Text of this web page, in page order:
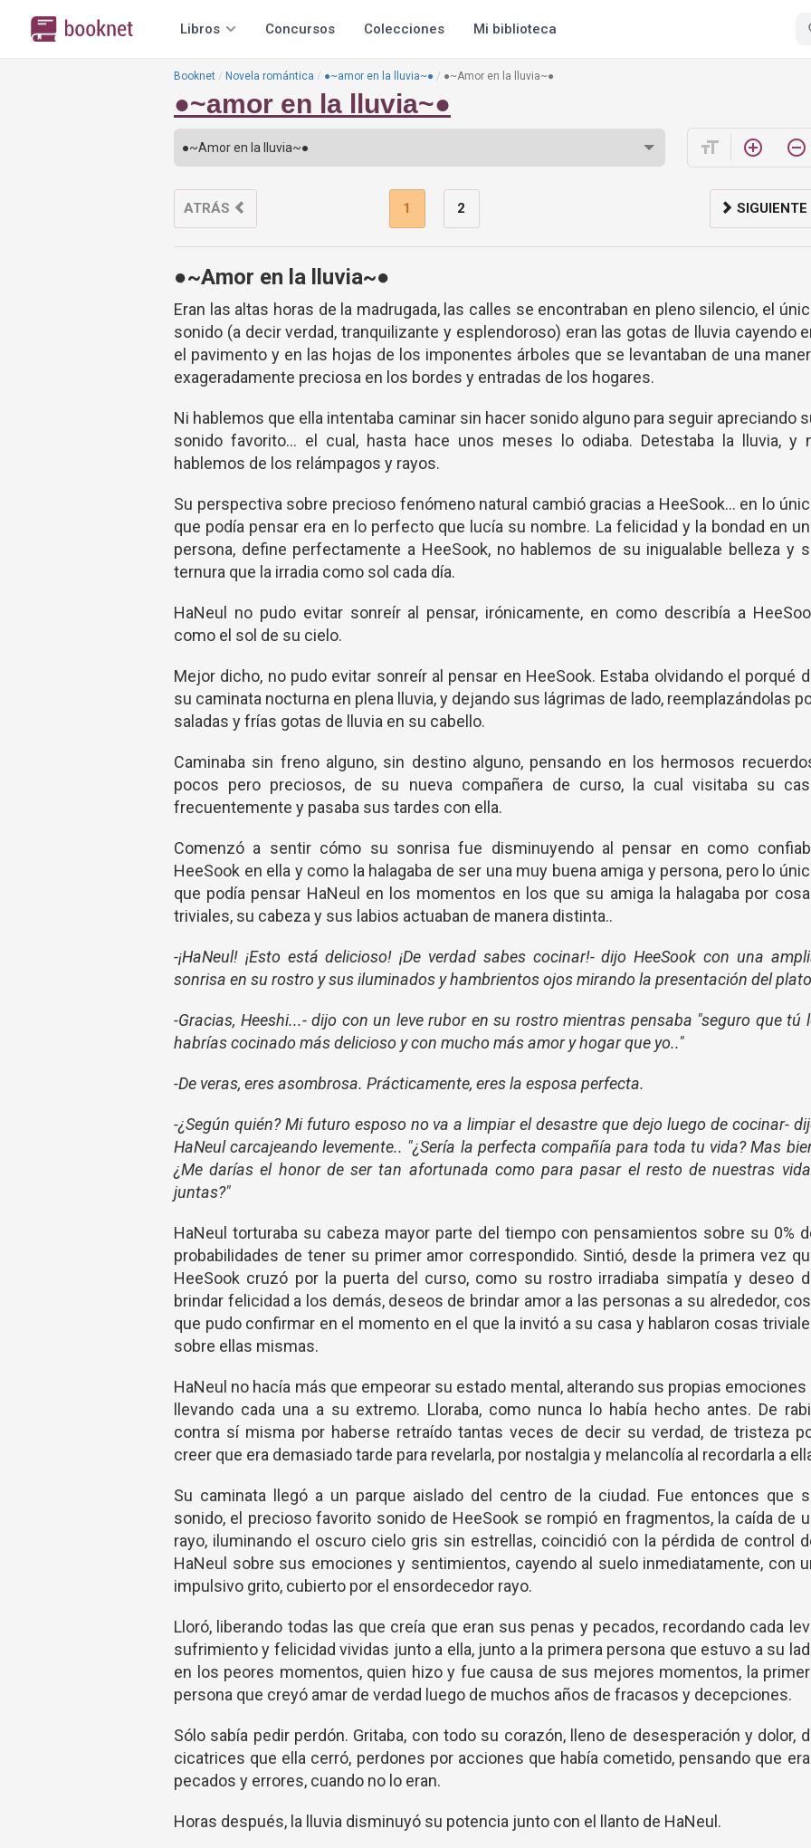
Libros Concursos Colecciones Mi biblioteca
Booknet Novela romántica ●~amor en la lluvia~● ●~Amor en la lluvia~●
●~amor en la lluvia~●
format_size add_circle_outline remove_circle_outline
ATRÁS 1 2 SIGUIENTE
●~Amor en la lluvia~●
Eran las altas horas de la madrugada, las calles se encontraban en pleno silencio, el
sonido (a decir verdad, tranquilizante y esplendoroso) eran las gotas de lluvia cayendo
el pavimento y en las hojas de los imponentes árboles que se levantaban de una
exageradamente preciosa en los bordes y entradas de los hogares.
Ni hablemos que ella intentaba caminar sin hacer sonido alguno para seguir apreciando
sonido favorito... el cual, hasta hace unos meses lo odiaba. Detestaba la lluvia, y
hablemos de los relámpagos y rayos.
Su perspectiva sobre precioso fenómeno natural cambió gracias a HeeSook... en lo
que podía pensar era en lo perfecto que lucía su nombre. La felicidad y la bondad en
persona, define perfectamente a HeeSook, no hablemos de su inigualable belleza y
ternura que la irradia como sol cada día.
HaNeul no pudo evitar sonreír al pensar, irónicamente, en como describía a
como el sol de su cielo.
Mejor dicho, no pudo evitar sonreír al pensar en HeeSook. Estaba olvidando el porqué
su caminata nocturna en plena lluvia, y dejando sus lágrimas de lado, reemplazándolas
saladas y frías gotas de lluvia en su cabello.
Caminaba sin freno alguno, sin destino alguno, pensando en los hermosos
pocos pero preciosos, de su nueva compañera de curso, la cual visitaba su
frecuentemente y pasaba sus tardes con ella.
Comenzó a sentir cómo su sonrisa fue disminuyendo al pensar en como
HeeSook en ella y como la halagaba de ser una muy buena amiga y persona, pero lo
que podía pensar HaNeul en los momentos en los que su amiga la halagaba por
triviales, su cabeza y sus labios actuaban de manera distinta..
-¡HaNeul! ¡Esto está delicioso! ¡De verdad sabes cocinar!- dijo HeeSook con una
sonrisa en su rostro y sus iluminados y hambrientos ojos mirando la presentación del
-Gracias, Heeshi...- dijo con un leve rubor en su rostro mientras pensaba "seguro que tú
habrías cocinado más delicioso y con mucho más amor y hogar que yo.."
-De veras, eres asombrosa. Prácticamente, eres la esposa perfecta.
-¿Según quién? Mi futuro esposo no va a limpiar el desastre que dejo luego de cocinar-
HaNeul carcajeando levemente.. "¿Sería la perfecta compañía para toda tu vida? Mas
¿Me darías el honor de ser tan afortunada como para pasar el resto de nuestras
juntas?"
HaNeul torturaba su cabeza mayor parte del tiempo con pensamientos sobre su 0%
probabilidades de tener su primer amor correspondido. Sintió, desde la primera vez
HeeSook cruzó por la puerta del curso, como su rostro irradiaba simpatía y deseo
brindar felicidad a los demás, deseos de brindar amor a las personas a su alrededor,
que pudo confirmar en el momento en el que la invitó a su casa y hablaron cosas
sobre ellas mismas.
HaNeul no hacía más que empeorar su estado mental, alterando sus propias emociones
llevando cada una a su extremo. Lloraba, como nunca lo había hecho antes. De
contra sí misma por haberse retraído tantas veces de decir su verdad, de tristeza
creer que era demasiado tarde para revelarla, por nostalgia y melancolía al recordarla a
Su caminata llegó a un parque aislado del centro de la ciudad. Fue entonces que
sonido, el precioso favorito sonido de HeeSook se rompió en fragmentos, la caída de
rayo, iluminando el oscuro cielo gris sin estrellas, coincidió con la pérdida de control
HaNeul sobre sus emociones y sentimientos, cayendo al suelo inmediatamente, con
impulsivo grito, cubierto por el ensordecedor rayo.
Lloró, liberando todas las que creía que eran sus penas y pecados, recordando cada
sufrimiento y felicidad vividas junto a ella, junto a la primera persona que estuvo a su
en los peores momentos, quien hizo y fue causa de sus mejores momentos, la
persona que creyó amar de verdad luego de muchos años de fracasos y decepciones.
Sólo sabía pedir perdón. Gritaba, con todo su corazón, lleno de desesperación y dolor,
cicatrices que ella cerró, perdones por acciones que había cometido, pensando que
pecados y errores, cuando no lo eran.
Horas después, la lluvia disminuyó su potencia junto con el llanto de HaNeul.